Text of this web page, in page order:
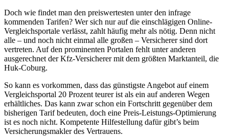
Doch wie findet man den preiswertesten unter den infrage
kommenden Tarifen? Wer sich nur auf die einschlägigen Online-
Vergleichsportale verlässt, zahlt häufig mehr als nötig. Denn nicht
alle – und noch nicht einmal alle großen – Versicherer sind dort
vertreten. Auf den prominenten Portalen fehlt unter anderen
ausgerechnet der Kfz-Versicherer mit dem größten Marktanteil, die
Huk-Coburg.
So kann es vorkommen, dass das günstigste Angebot auf einem
Vergleichsportal 20 Prozent teurer ist als ein auf anderen Wegen
erhältliches. Das kann zwar schon ein Fortschritt gegenüber dem
bisherigen Tarif bedeuten, doch eine Preis-Leistungs-Optimierung
ist es noch nicht. Kompetente Hilfestellung dafür gibt’s beim
Versicherungsmakler des Vertrauens.